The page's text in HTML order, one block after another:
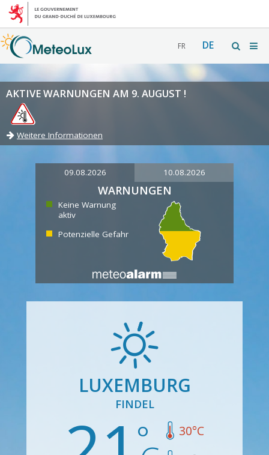
FR DE
AKTIVE WARNUNGEN AM 9. AUGUST !
Weitere Informationen
09.08.2026 10.08.2026
WARNUNGEN
Keine Warnung
aktiv
Potenzielle Gefahr
LUXEMBURG
FINDEL
30°C